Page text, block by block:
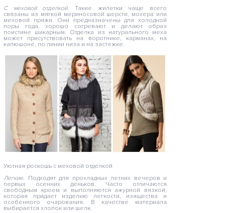
С меховой отделкой. Такие жилетки чаще всего
связаны из мягкой мериносовой шерсти, мохера или
меховой пряжи. Они предназначены для холодной
поры года, хорошо согревают и делают образ
поистине шикарным. Отделка из натурального меха
может присутствовать на воротнике, карманах, на
капюшоне, по линии низа и на застежке.
Уютная роскошь с меховой отделкой
Легкие. Подходят для прохладных летних вечеров и
первых осенних деньков. Часто отличаются
свободным кроем и выполняются ажурной вязкой,
которая придает изделию легкости, изящества и
особенного очарования. В качестве материала
выбирается хлопок или шелк.